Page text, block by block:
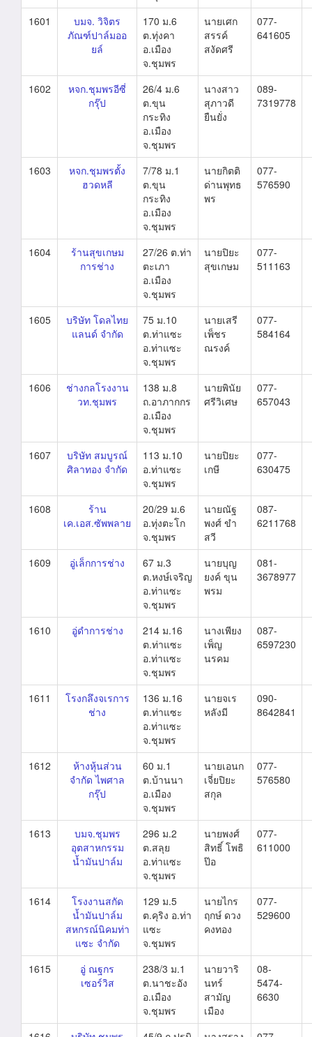
1601
บมจ. วิจิตร
ภัณฑ์ปาล์มออ
ยล์
170 ม.6
ต.ทุ่งคา
อ.เมือง
จ.ชุมพร
นายเศก
สรรค์
สงัดศรี
077-
641605
1602
หจก.ชุมพรอีซี่
กรุ๊ป
26/4 ม.6
ต.ขุน
กระทิง
อ.เมือง
จ.ชุมพร
นางสาว
สุภาวดี
ยืนยั่ง
089-
7319778
1603
หจก.ชุมพรตั้ง
ฮวดหลี
7/78 ม.1
ต.ขุน
กระทิง
อ.เมือง
จ.ชุมพร
นายกิตติ
ด่านพุทธ
พร
077-
576590
1604
ร้านสุขเกษม
การช่าง
27/26 ต.ท่า
ตะเภา
อ.เมือง
จ.ชุมพร
นายปิยะ
สุขเกษม
077-
511163
1605
บริษัท โดลไทย
แลนด์ จำกัด
75 ม.10
ต.ท่าแซะ
อ.ท่าแซะ
จ.ชุมพร
นายเสรี
เพ็ชร
ณรงค์
077-
584164
1606
ช่างกลโรงงาน
วท.ชุมพร
138 ม.8
ถ.อาภากกร
อ.เมือง
จ.ชุมพร
นายพินัย
ศรีวิเศษ
077-
657043
1607
บริษัท สมบูรณ์
ศิลาทอง จำกัด
113 ม.10
อ.ท่าแซะ
จ.ชุมพร
นายปิยะ
เกษี
077-
630475
1608
ร้าน
เค.เอส.ซัพพลาย
20/29 ม.6
อ.ทุ่งตะโก
จ.ชุมพร
นายณัฐ
พงศ์ ขำ
สวี
087-
6211768
1609 อู่เล็กการช่าง
67 ม.3
ต.หงษ์เจริญ
อ.ท่าแซะ
จ.ชุมพร
นายบุญ
ยงค์ ขุน
พรม
081-
3678977
1610 อู่ดำการช่าง
214 ม.16
ต.ท่าแซะ
อ.ท่าแซะ
จ.ชุมพร
นางเพียง
เพ็ญ
นรคม
087-
6597230
1611
โรงกลึงจเรการ
ช่าง
136 ม.16
ต.ท่าแซะ
อ.ท่าแซะ
จ.ชุมพร
นายจเร
หลังมี
090-
8642841
1612
ห้างหุ้นส่วน
จำกัด ไพศาล
กรุ๊ป
60 ม.1
ต.บ้านนา
อ.เมือง
จ.ชุมพร
นายเอนก
เจี่ยปิยะ
สกุล
077-
576580
1613
บมจ.ชุมพร
อุตสาหกรรม
น้ำมันปาล์ม
296 ม.2
ต.สลุย
อ.ท่าแซะ
จ.ชุมพร
นายพงศ์
สิทธิ์ โพธิ
ป๊อ
077-
611000
1614
โรงงานสกัด
น้ำมันปาล์ม
สหกรณ์นิคมท่า
แซะ จำกัด
129 ม.5
ต.คุริง อ.ท่า
แซะ
จ.ชุมพร
นายไกร
ฤกษ์ ดวง
คงทอง
077-
529600
1615
อู่ ณฐกร
เซอร์วิส
238/3 ม.1
ต.นาชะอัง
อ.เมือง
จ.ชุมพร
นายวาริ
นทร์
สามัญ
เมือง
08-
5474-
6630